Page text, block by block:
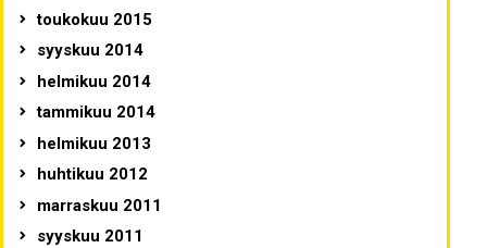
toukokuu 2015
syyskuu 2014
helmikuu 2014
tammikuu 2014
helmikuu 2013
huhtikuu 2012
marraskuu 2011
syyskuu 2011